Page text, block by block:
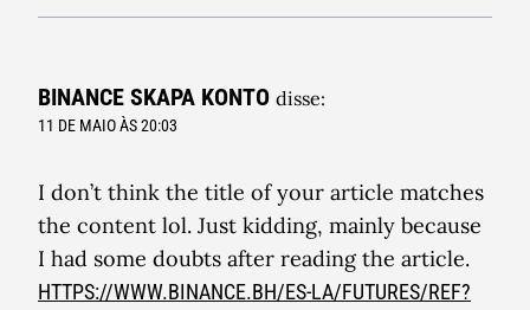
BINANCE SKAPA KONTO disse:
11 DE MAIO ÀS 20:03
I don’t think the title of your article matches
the content lol. Just kidding, mainly because
I had some doubts after reading the article.
HTTPS://WWW.BINANCE.BH/ES-LA/FUTURES/REF?